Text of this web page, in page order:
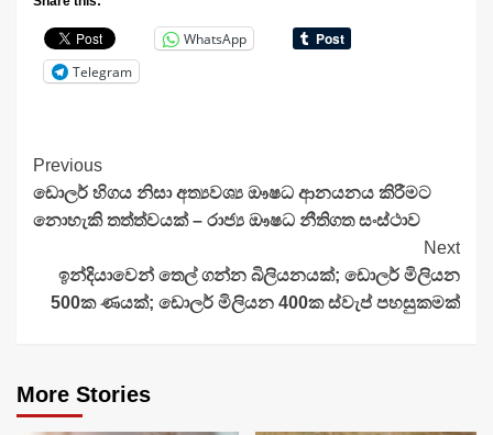
WhatsApp
Telegram
Continue
Reading
Previous
ඩොලර් හිගය නිසා අත්‍යවශ්‍ය ඖෂධ ආනයනය කිරීමට
නොහැකි තත්ත්වයක් – රාජ්‍ය ඖෂධ නීතිගත සංස්ථාව
Next
ඉන්දියාවෙන් තෙල් ගන්න බිලියනයක්; ඩොලර් මිලියන
500ක ණයක්; ඩොලර් මිලියන 400ක ස්වැප් පහසුකමක්
More Stories